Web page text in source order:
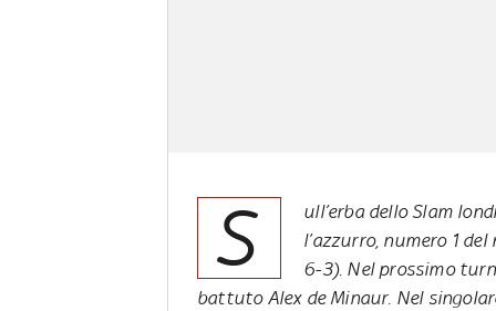
S
ull’erba dello Slam
l’azzurro, numero 1
6-3). Nel prossimo
battuto Alex de Minaur. Nel